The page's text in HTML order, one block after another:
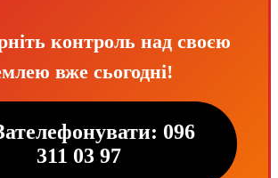
контроль над своєю
вже сьогодні!
096
311 03 97